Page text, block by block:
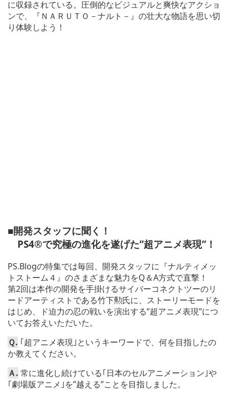
に収録されている。圧倒的なビジュアルと爽快なアクショ
ンで、『ＮＡＲＵＴＯ－ナルト－』の壮大な物語を思い切
り体験しよう！
■開発スタッフに聞く！
PS4®で究極の進化を遂げた”超アニメ表現”！
PS.Blogの特集では毎回、開発スタッフに『ナルティメッ
トストーム４』のさまざまな魅力をQ＆A方式で直撃！
第2回は本作の開発を手掛けるサイバーコネクトツーのリ
ードアーティストである竹下勲氏に、ストーリーモードを
はじめ、ド迫力の忍の戦いを演出する”超アニメ表現”につ
いてお答えいただいた。
Ｑ. ｢超アニメ表現｣というキーワードで、何を目指したの
か教えてください。
Ａ. 常に進化し続けている｢日本のセルアニメーション｣や
｢劇場版アニメ｣を”越える”ことを目指しました。